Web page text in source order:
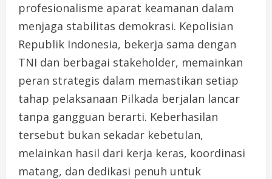
profesionalisme aparat keamanan dalam
menjaga stabilitas demokrasi. Kepolisian
Republik Indonesia, bekerja sama dengan
TNI dan berbagai stakeholder, memainkan
peran strategis dalam memastikan setiap
tahap pelaksanaan Pilkada berjalan lancar
tanpa gangguan berarti. Keberhasilan
tersebut bukan sekadar kebetulan,
melainkan hasil dari kerja keras, koordinasi
matang, dan dedikasi penuh untuk